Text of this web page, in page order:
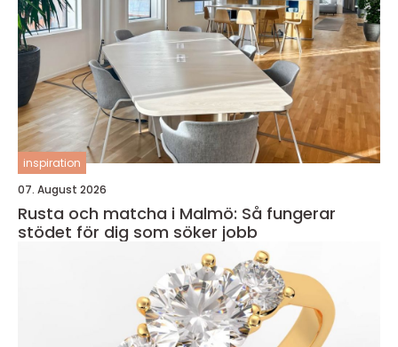
inspiration
07. August 2026
Rusta och matcha i Malmö: Så fungerar
stödet för dig som söker jobb